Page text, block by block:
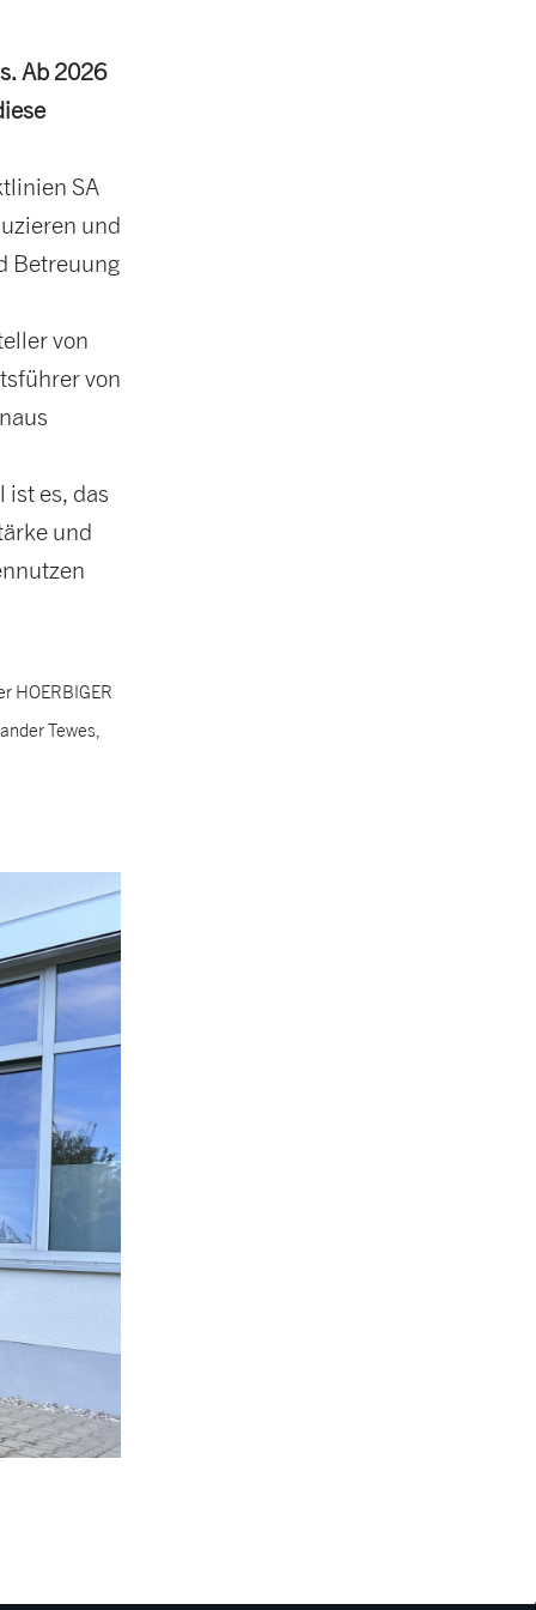
Ab 2026
SA
und
Betreuung
von
von
ist es, das
und
HOERBIGER
Tewes,